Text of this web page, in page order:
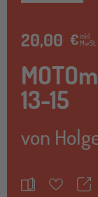
20,00 €inkl.
MwSt.
13-15
von
Merkzettel